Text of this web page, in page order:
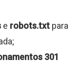
e robots.txt para
301